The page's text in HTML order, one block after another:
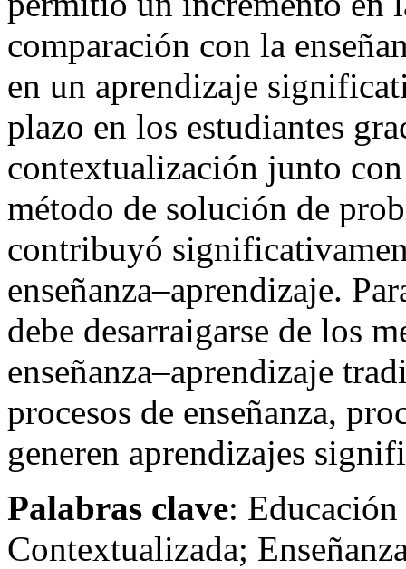
comparación con la
en un aprendizaje
plazo en los estudiantes
contextualización junto
método de solución de
contribuyó
enseñanza–aprendizaje.
debe desarraigarse de los
enseñanza–aprendizaje
procesos de enseñanza,
generen aprendizajes
Palabras clave:
Contextualizada;